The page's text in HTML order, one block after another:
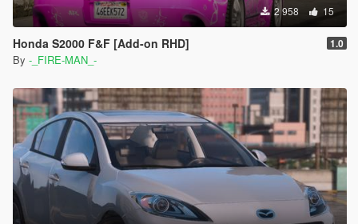
2 958 15
Honda S2000 F&F [Add-on RHD] 1.0
By -_FIRE-MAN_-